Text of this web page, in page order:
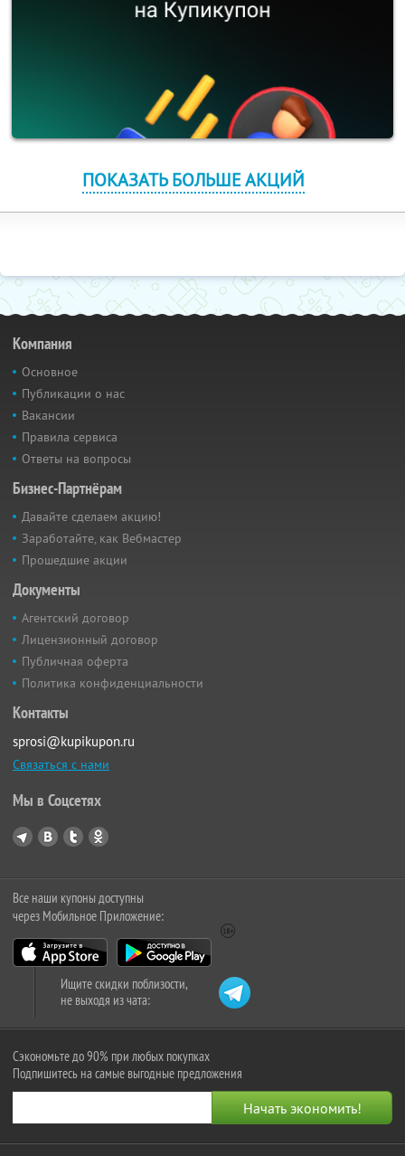
ПОКАЗАТЬ БОЛЬШЕ АКЦИЙ
Компания
Основное
Публикации о нас
Вакансии
Правила сервиса
Ответы на вопросы
Бизнес-Партнёрам
Давайте сделаем акцию!
Заработайте, как Вебмастер
Прошедшие акции
Документы
Агентский договор
Лицензионный договор
Публичная оферта
Политика конфиденциальности
Контакты
sprosi@kupikupon.ru
Связаться с нами
Мы в Соцсетях
Все наши купоны доступны
через Мобильное Приложение:
Ищите скидки поблизости,
не выходя из чата:
Сэкономьте до 90% при любых покупках
Подпишитесь на самые выгодные предложения